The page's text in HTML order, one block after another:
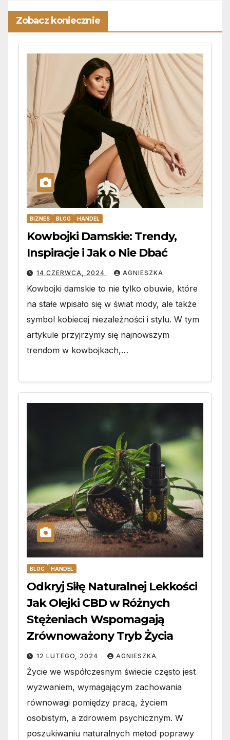
Zobacz koniecznie
BIZNES BLOG HANDEL
Kowbojki Damskie: Trendy,
Inspiracje i Jak o Nie Dbać
14 CZERWCA, 2024 AGNIESZKA
Kowbojki damskie to nie tylko obuwie, które
na stałe wpisało się w świat mody, ale także
symbol kobiecej niezależności i stylu. W tym
artykule przyjrzymy się najnowszym
trendom w kowbojkach,…
BLOG HANDEL
Odkryj Siłę Naturalnej Lekkości
Jak Olejki CBD w Różnych
Stężeniach Wspomagają
Zrównoważony Tryb Życia
12 LUTEGO, 2024 AGNIESZKA
Życie we współczesnym świecie często jest
wyzwaniem, wymagającym zachowania
równowagi pomiędzy pracą, życiem
osobistym, a zdrowiem psychicznym. W
poszukiwaniu naturalnych metod poprawy